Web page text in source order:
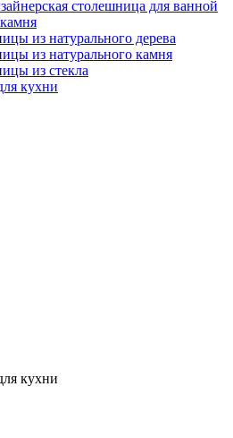
столешница для ванной
из натурального дерева
из натурального камня
из стекла
кухни
кухни